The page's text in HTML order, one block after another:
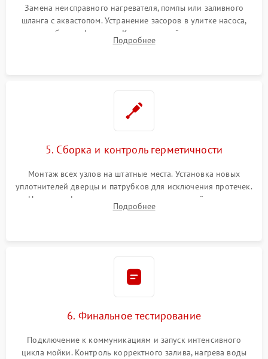
Замена неисправного нагревателя, помпы или заливного
шланга с аквастопом. Устранение засоров в улитке насоса,
патрубках и фильтрах. Компонентный ремонт платы
управления, восстановление поврежденной проводки.
Подробнее
5. Сборка и контроль герметичности
Монтаж всех узлов на штатные места. Установка новых
уплотнителей дверцы и патрубков для исключения протечек.
Надежная фиксация хомутов гидравлической системы,
сборка корпуса и установка датчика поплавка.
Подробнее
6. Финальное тестирование
Подключение к коммуникациям и запуск интенсивного
цикла мойки. Контроль корректного залива, нагрева воды